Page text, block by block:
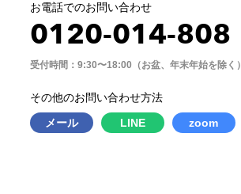
お電話でのお問い合わせ
0120-014-808
受付時間：9:30〜18:00（お盆、年末年始を除く）
その他のお問い合わせ方法
メール
LINE zoom